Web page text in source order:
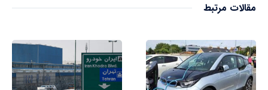
مقالات مرتبط